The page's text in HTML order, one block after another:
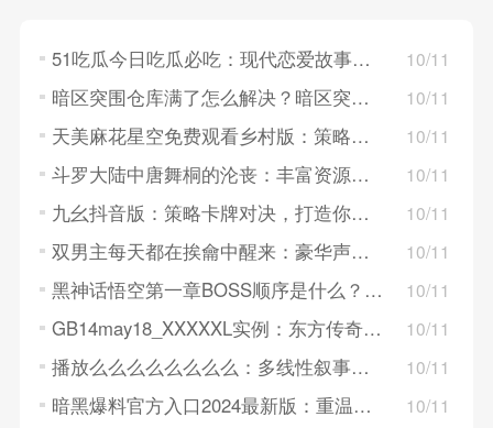
51吃瓜今日吃瓜必吃：现代恋爱故事，探索年轻人的情感世界！ 10/11
暗区突围仓库满了怎么解决？暗区突围仓库满了的解决方法 10/11
天美麻花星空免费观看乡村版：策略卡牌对决，构建梦幻英雄组队！ 10/11
斗罗大陆中唐舞桐的沦丧：丰富资源系统，策略养成英雄角色！ 10/11
九幺抖音版：策略卡牌对决，打造你的战斗队伍！ 10/11
双男主每天都在挨龠中醒来：豪华声优阵容，重温经典角色！ 10/11
黑神话悟空第一章BOSS顺序是什么？黑神话悟空第一章BOSS顺序介绍 10/11
GB14may18_XXXXXL实例：东方传奇世界，探索仙幻领域的奥秘！ 10/11
播放么么么么么么么么：多线性叙事，探索不同人物的结局！ 10/11
暗黑爆料官方入口2024最新版：重温青春武侠梦，体验经典游戏玩法！ 10/11